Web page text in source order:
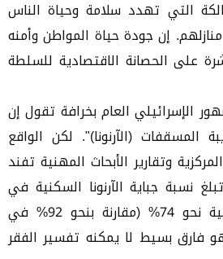
التي تهدد سلامة وحياة الناس
إن جودة حياة المواطن وأمنه
على الحصانة الاقتصادية للسلطة
الإسرائيلي العام بخرافة تقول إن
المسقفات (الآرنونا)". لكن الواقع
وتقارير الأبحاث المهنية تفند
نسبة جباية الآرنونا السكنية في
السلطات المحلية العربية نحو 74% (مقارنة بنحو 92% في
فارق بسيط لا يمكنه تفسير الفقر